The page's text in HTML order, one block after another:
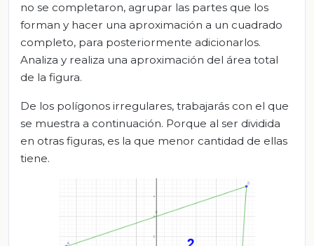
no se completaron, agrupar las partes que los
forman y hacer una aproximación a un cuadrado
completo, para posteriormente adicionarlos.
Analiza y realiza una aproximación del área total
de la figura.
De los polígonos irregulares, trabajarás con el que
se muestra a continuación. Porque al ser dividida
en otras figuras, es la que menor cantidad de ellas
tiene.